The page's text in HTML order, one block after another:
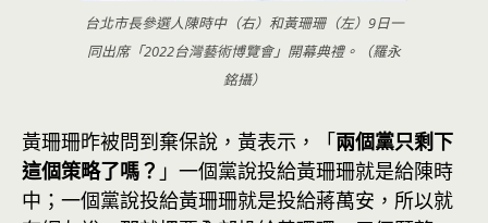
台北市長參選人陳時中（右）和黃珊珊（左）9日一
同出席「2022台灣藝術博覽會」開幕典禮。（羅永
銘攝）
黃珊珊昨被問到棄保說，黃表示，「兩個黨只剩下
這個策略了嗎？ 」一個黨說投給黃珊珊就是給陳時
中；一個黨說投給黃珊珊就是投給蔣萬安，所以就